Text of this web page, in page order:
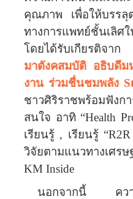
คุณภาพ
เพื่อให้บรร
ทางการแพทย์ชั้นเลิศ
โดยได้รับเกียรติจ
มาตังคสมบัติ อธิบดีม
งาน ร่วมชื่นชมพลัง
ชาวศิริราชพร้อมฟังก
สนใจ อาทิ “Health
เรียนรู้ , เรียนรู้ “R2R
วิจัยตามแนวทางเศรษ
KM Inside
นอกจากนี้ ความ